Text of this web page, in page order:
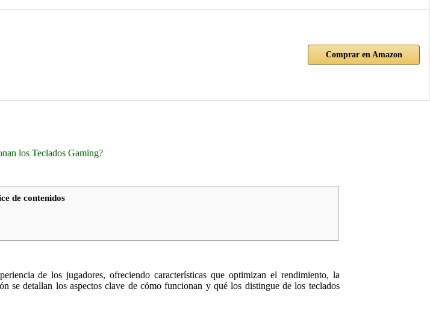
Comprar en Amazon
los Teclados Gaming?
de contenidos
de los jugadores, ofreciendo características que optimizan el rendimiento, la
se detallan los aspectos clave de cómo funcionan y qué los distingue de los teclados